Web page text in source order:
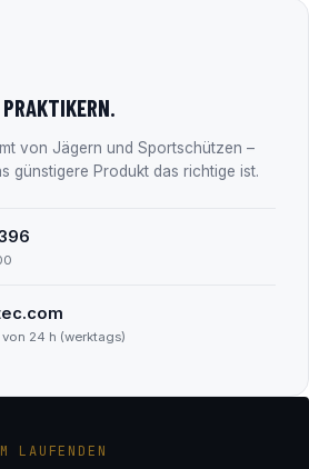
findest du transparent
von Jägern und Sportschützen –
günstigere Produkt das richtige ist.
24 h (werktags)
LAUFENDEN